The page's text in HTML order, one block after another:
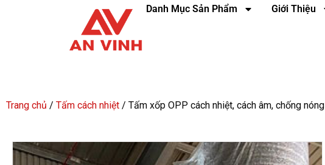
Danh Mục Sản Phẩm Giới Thiệu
Trang chủ / Tấm cách nhiệt / Tấm xốp OPP cách nhiệt, cách âm, chống nóng